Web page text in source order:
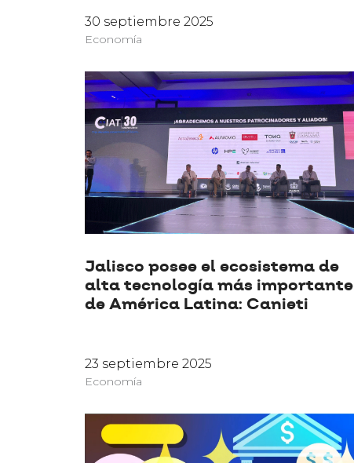
30 septiembre 2025
Economía
Jalisco posee el ecosistema de
alta tecnología más importante
de América Latina: Canieti
23 septiembre 2025
Economía